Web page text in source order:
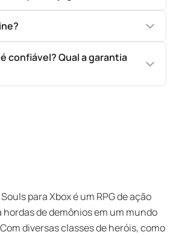
é confiável? Qual a garantia
para Xbox é um RPG de ação
de demônios em um mundo
diversas classes de heróis, como